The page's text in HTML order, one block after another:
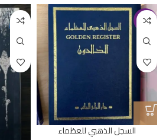
-23%
السجل الذهبي للعظماء